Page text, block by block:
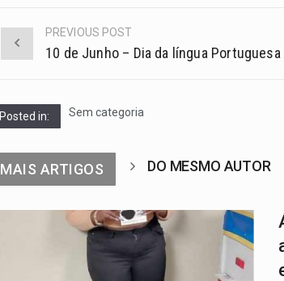
PREVIOUS POST
10 de Junho – Dia da língua Portuguesa
Posted in: Sem categoria
MAIS ARTIGOS DO MESMO AUTOR